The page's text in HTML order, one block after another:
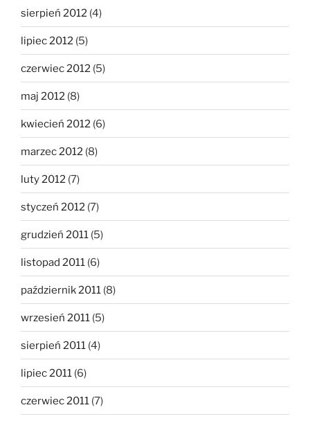
sierpień 2012 (4)
lipiec 2012 (5)
czerwiec 2012 (5)
maj 2012 (8)
kwiecień 2012 (6)
marzec 2012 (8)
luty 2012 (7)
styczeń 2012 (7)
grudzień 2011 (5)
listopad 2011 (6)
październik 2011 (8)
wrzesień 2011 (5)
sierpień 2011 (4)
lipiec 2011 (6)
czerwiec 2011 (7)